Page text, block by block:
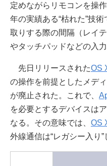
定めながらリモコンを操
年の実績ある“枯れた”技
取りする際の間隔（レイ
やタッチパッドなどの入
先日リリースされたOS
の操作を前提としたメデ
が廃止された。これで、
を必要とするデバイスは
なる。その意味では、 OS
外線通信は“レガシー入り”